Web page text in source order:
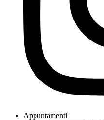
Appuntamenti